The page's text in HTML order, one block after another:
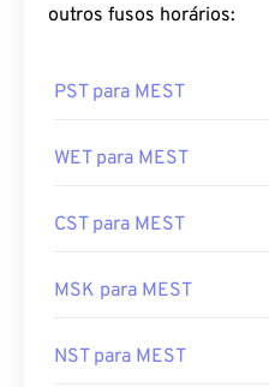
outros fusos horários:
PST para MEST
WET para MEST
CST para MEST
MSK para MEST
NST para MEST